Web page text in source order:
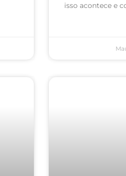
isso acontece e